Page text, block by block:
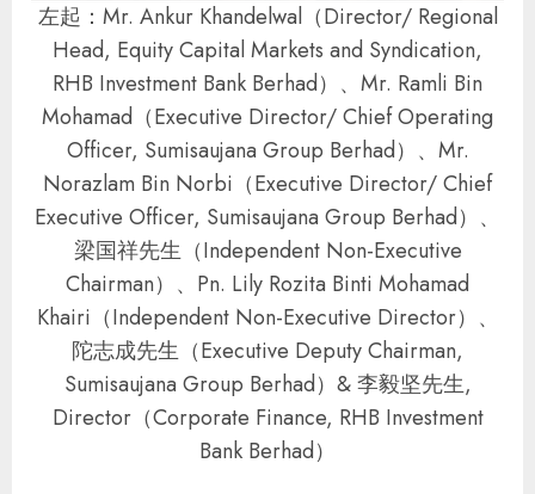
左起：Mr. Ankur Khandelwal（Director/ Regional
Head, Equity Capital Markets and Syndication,
RHB Investment Bank Berhad）、Mr. Ramli Bin
Mohamad（Executive Director/ Chief Operating
Officer, Sumisaujana Group Berhad）、Mr.
Norazlam Bin Norbi（Executive Director/ Chief
Executive Officer, Sumisaujana Group Berhad）、
梁国祥先生（Independent Non-Executive
Chairman）、Pn. Lily Rozita Binti Mohamad
Khairi（Independent Non-Executive Director）、
陀志成先生（Executive Deputy Chairman,
Sumisaujana Group Berhad）& 李毅坚先生,
Director（Corporate Finance, RHB Investment
Bank Berhad）